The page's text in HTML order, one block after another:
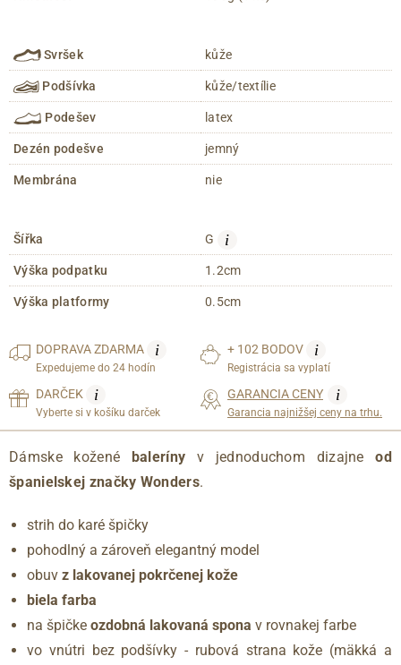
Svršek kůže
Podšívka kůže/textílie
Podešev latex
Dezén podešve jemný
Membrána nie
Šířka G i
Výška podpatku 1.2cm
Výška platformy 0.5cm
DOPRAVAZDARMA i
Expedujeme do 24 hodín
+ 102 BODOV i
Registrácia sa vyplatí
DARČEK i
Vyberte si v košíku darček
GARANCIA CENY i
Garancia najnižšej ceny na trhu.
Dámske kožené baleríny v jednoduchom dizajneod
španielskej značky Wonders.
strih do karé špičky
pohodlný a zároveň elegantný model
obuv z lakovanej pokrčenej kože
biela farba
na špičke ozdobná lakovaná spona v rovnakej farbe
vo vnútri bez podšívky - rubová strana kože (mäkká a